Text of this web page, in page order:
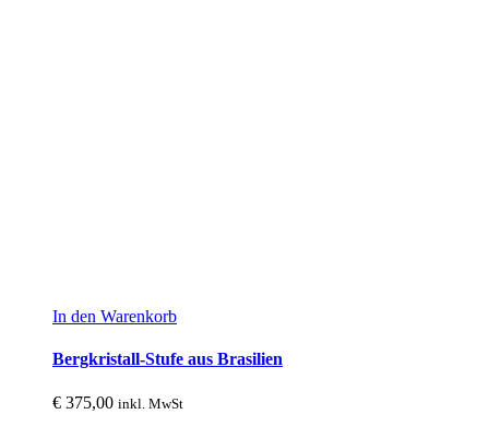
In den Warenkorb
Bergkristall-Stufe aus Brasilien
€ 375,00 inkl. MwSt